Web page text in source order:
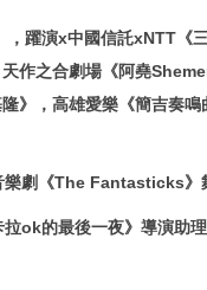
躍演x中國信託xNTT《
作之合劇場《阿堯
》，高雄愛樂《簡吉奏鳴
劇《The Fantasticks》
ok的最後一夜》導演助